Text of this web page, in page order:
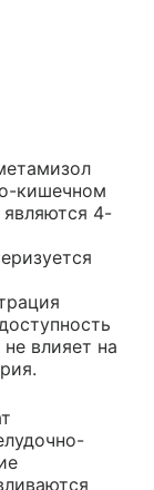
кишечном
4-
влияет на